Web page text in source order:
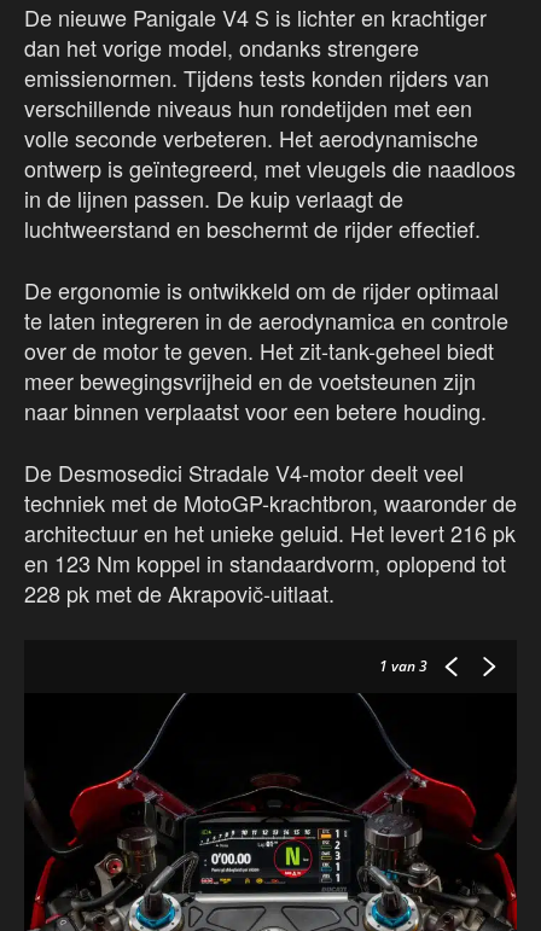
De nieuwe Panigale V4 S is lichter en krachtiger
dan het vorige model, ondanks strengere
emissienormen. Tijdens tests konden rijders van
verschillende niveaus hun rondetijden met een
volle seconde verbeteren. Het aerodynamische
ontwerp is geïntegreerd, met vleugels die naadloos
in de lijnen passen. De kuip verlaagt de
luchtweerstand en beschermt de rijder effectief.
De ergonomie is ontwikkeld om de rijder optimaal
te laten integreren in de aerodynamica en controle
over de motor te geven. Het zit-tank-geheel biedt
meer bewegingsvrijheid en de voetsteunen zijn
naar binnen verplaatst voor een betere houding.
De Desmosedici Stradale V4-motor deelt veel
techniek met de MotoGP-krachtbron, waaronder de
architectuur en het unieke geluid. Het levert 216 pk
en 123 Nm koppel in standaardvorm, oplopend tot
228 pk met de Akrapovič-uitlaat.
1 van 3